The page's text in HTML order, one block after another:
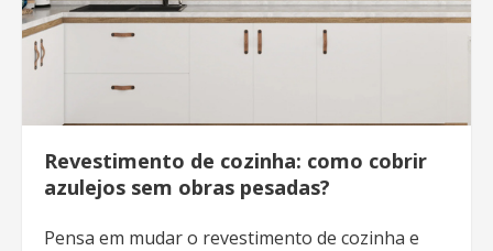
Revestimento de cozinha: como cobrir
azulejos sem obras pesadas?
Pensa em mudar o revestimento de cozinha e